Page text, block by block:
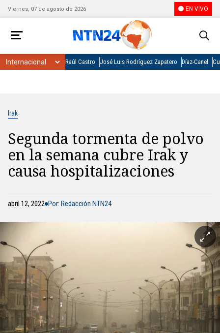
Viernes, 07 de agosto de 2026 EN VIVO
Raúl Castro José Luis Rodríguez Zapatero Díaz-Canel
Irak
Segunda tormenta de polvo
en la semana cubre Irak y
causa hospitalizaciones
abril 12, 2022 Por: Redacción NTN24